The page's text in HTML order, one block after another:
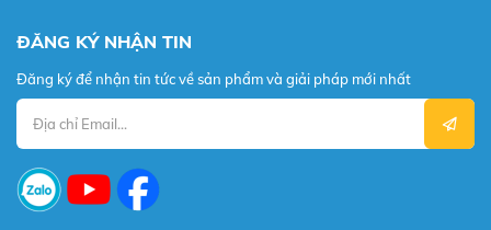
ĐĂNG KÝ NHẬN TIN
Đăng ký để nhận tin tức về sản phẩm và giải pháp mới nhất